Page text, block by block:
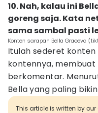
10. Nah, kalau ini
goreng saja. Kata
sama sambal pasti
Konten sarapan Bella Graceva
Itulah sederet konten
kontennya,
berkomentar.
Bella yang paling
This article is written by